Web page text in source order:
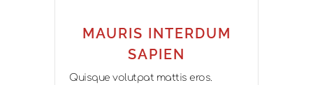
MAURIS INTERDUM
SAPIEN
Quisque volutpat mattis eros.